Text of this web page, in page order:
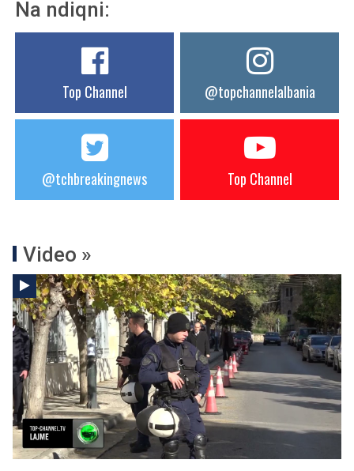
Na ndiqni:
Top Channel @topchannelalbania
@tchbreakingnews Top Channel
Video »